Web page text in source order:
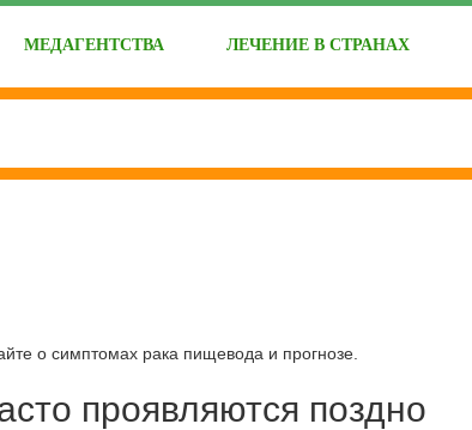
МЕДАГЕНТСТВА ЛЕЧЕНИЕ В СТРАНАХ
о симптомах рака пищевода и прогнозе.
проявляются поздно